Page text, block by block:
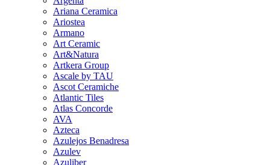
Ariana Ceramica
Ariostea
Armano
Art Ceramic
Art&Natura
Artkera Group
Ascale by TAU
Ascot Ceramiche
Atlantic Tiles
Atlas Concorde
AVA
Azteca
Azulejos Benadresa
Azulev
Azuliber